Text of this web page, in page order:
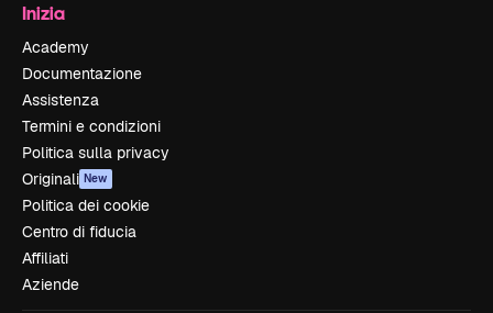
Inizia
Academy
Documentazione
Assistenza
Termini e condizioni
Politica sulla privacy
Originali New
Politica dei cookie
Centro di fiducia
Affiliati
Aziende